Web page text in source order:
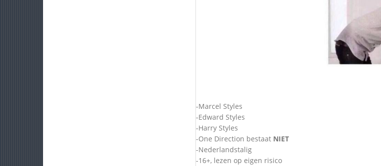
-Marcel Styles
-Edward Styles
-Harry Styles
-One Direction bestaat NIET
-Nederlandstalig
-16+, lezen op eigen risico